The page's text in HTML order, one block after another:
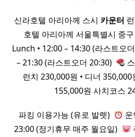
​ 신라호텔 아리아께 스시 카운터
호텔 아리아께 서울특별시 중
Lunch • 12:00 – 14:30 (라스트오
– 21:30 (라스트오더 20:30) ​
런치 230,000원 • 디너
155,000원 사치코스
파킹 이용가능 (유로 발렛) ​
23:00 (정기휴무 매주 월요일) ​